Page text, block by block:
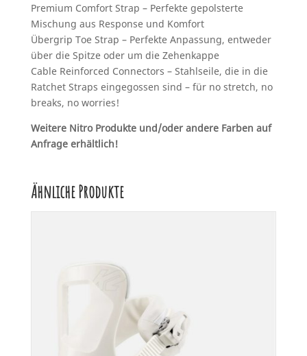
Premium Comfort Strap – Perfekte gepolsterte
Mischung aus Response und Komfort
Übergrip Toe Strap – Perfekte Anpassung, entweder
über die Spitze oder um die Zehenkappe
Cable Reinforced Connectors – Stahlseile, die in die
Ratchet Straps eingegossen sind – für no stretch, no
breaks, no worries!
Weitere Nitro Produkte und/oder andere Farben auf
Anfrage erhältlich!
Ähnliche Produkte